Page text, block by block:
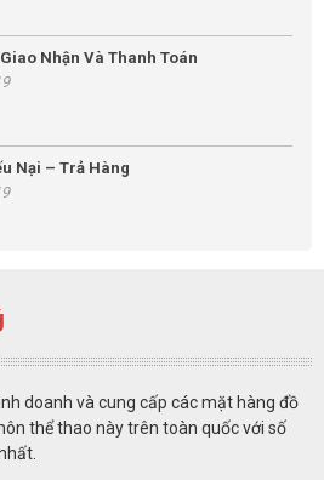
Nhận Và Thanh Toán
Nại – Trả Hàng
doanh và cung cấp các mặt hàng đồ
thể thao này trên toàn quốc với số